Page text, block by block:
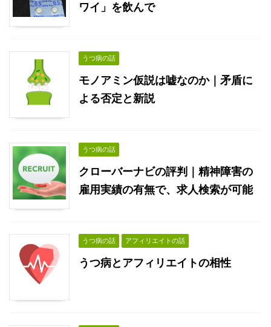
ワイ」を飲んで
うつ病の話
モノアミン仮説は嘘なのか｜矛盾に
よる否定と新説
うつ病の話
クローバーナビの評判｜精神障害の
雇用実績の有無で、求人検索が可能
うつ病の話 アフィリエイトの話
うつ病とアフィリエイトの相性